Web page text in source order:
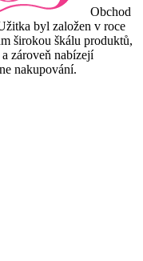
Obchod
byl založen v roce
širokou škálu produktů,
zároveň nabízejí
nakupování.